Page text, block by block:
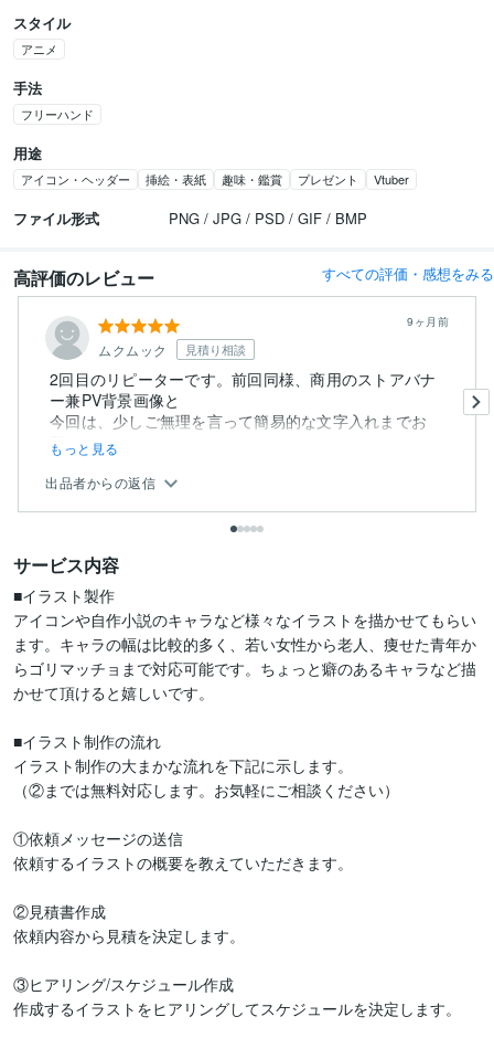
スタイル
アニメ
手法
フリーハンド
用途
アイコン・ヘッダー 挿絵・表紙 趣味・鑑賞 プレゼント Vtuber
ファイル形式 PNG / JPG / PSD / GIF / BMP
高評価のレビュー すべての評価・感想をみる
ムクムック 見積り相談
9ヶ月前
2回目のリピーターです。前回同様、商用のストアバナ
ー兼PV背景画像と
今回は、少しご無理を言って簡易的な文字入れまでお
願...
もっと見る
出品者からの返信
サービス内容
■イラスト製作
アイコンや自作小説のキャラなど様々なイラストを描かせてもらい
ます。キャラの幅は比較的多く、若い女性から老人、痩せた青年か
らゴリマッチョまで対応可能です。ちょっと癖のあるキャラなど描
かせて頂けると嬉しいです。
■イラスト制作の流れ
イラスト制作の大まかな流れを下記に示します。
（②までは無料対応します。お気軽にご相談ください）
①依頼メッセージの送信
依頼するイラストの概要を教えていただきます。
②見積書作成
依頼内容から見積を決定します。
③ヒアリング/スケジュール作成
作成するイラストをヒアリングしてスケジュールを決定します。